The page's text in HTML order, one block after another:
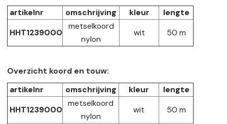
artikelnr
omschrijving kleur
lengte
HHT1239000
metselkoord
nylon
wit 50 m
Overzicht koord en touw:
artikelnr
omschrijving kleur
lengte
HHT1239000
metselkoord
nylon
wit 50 m